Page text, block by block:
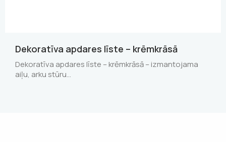
Dekoratīva apdares līste – krēmkrāsā
Dekoratīva apdares līste – krēmkrāsā – izmantojama
aiļu, arku stūru…